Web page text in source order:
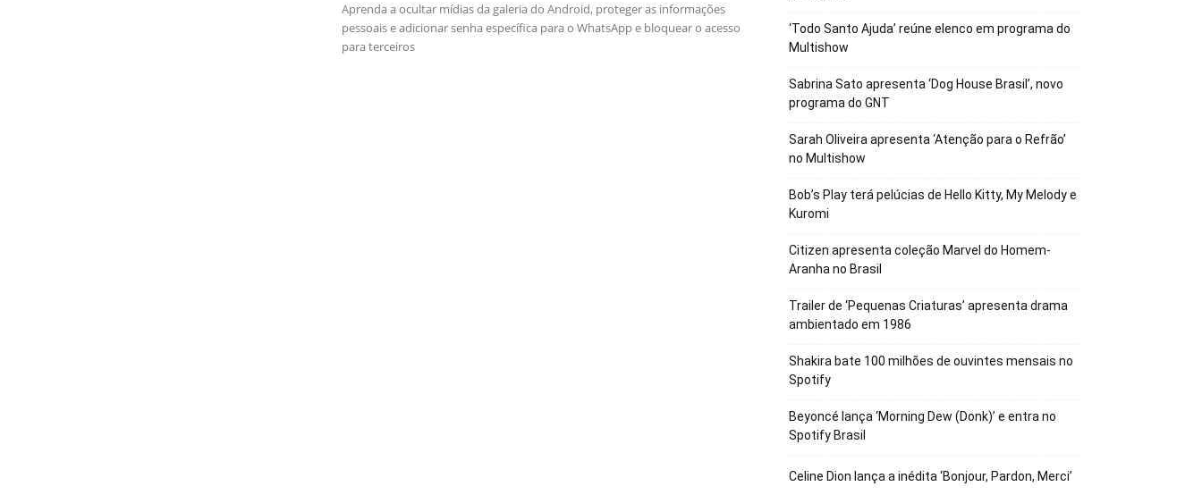
Aprenda a ocultar mídias da galeria do Android, proteger as informações
pessoais e adicionar senha específica para o WhatsApp e bloquear o acesso
para terceiros
‘Todo Santo Ajuda’ reúne elenco em programa do
Multishow
Sabrina Sato apresenta ‘Dog House Brasil’, novo
programa do GNT
Sarah Oliveira apresenta ‘Atenção para o Refrão’
no Multishow
Bob’s Play terá pelúcias de Hello Kitty, My Melody e
Kuromi
Citizen apresenta coleção Marvel do Homem-
Aranha no Brasil
Trailer de ‘Pequenas Criaturas’ apresenta drama
ambientado em 1986
Shakira bate 100 milhões de ouvintes mensais no
Spotify
Beyoncé lança ‘Morning Dew (Donk)’ e entra no
Spotify Brasil
Celine Dion lança a inédita ‘Bonjour, Pardon, Merci’